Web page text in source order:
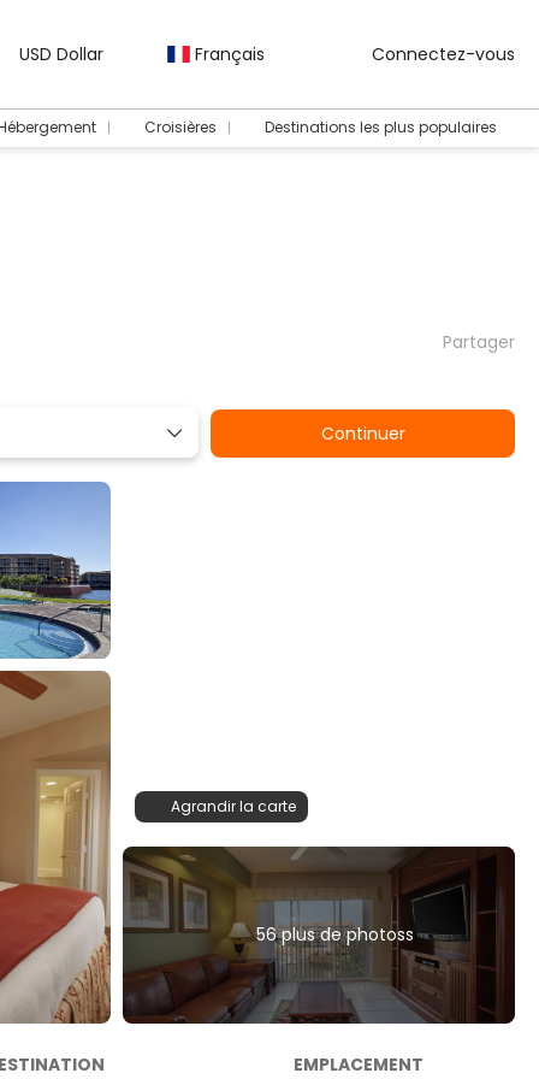
USD Dollar Français Connectez-vous
Croisières Destinations les plus populaires
Partager
Continuer
Agrandir la carte
56 plus de photoss
EMPLACEMENT